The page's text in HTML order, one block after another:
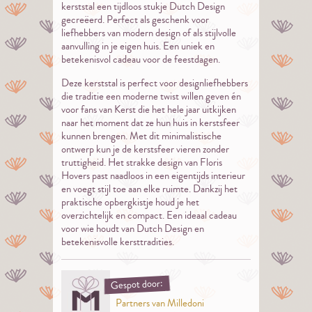
kerststal een tijdloos stukje Dutch Design
gecreëerd. Perfect als geschenk voor
liefhebbers van modern design of als stijlvolle
aanvulling in je eigen huis. Een uniek en
betekenisvol cadeau voor de feestdagen.
Deze kerststal is perfect voor designliefhebbers
die traditie een moderne twist willen geven én
voor fans van Kerst die het hele jaar uitkijken
naar het moment dat ze hun huis in kerstsfeer
kunnen brengen. Met dit minimalistische
ontwerp kun je de kerstsfeer vieren zonder
truttigheid. Het strakke design van Floris
Hovers past naadloos in een eigentijds interieur
en voegt stijl toe aan elke ruimte. Dankzij het
praktische opbergkistje houd je het
overzichtelijk en compact. Een ideaal cadeau
voor wie houdt van Dutch Design en
betekenisvolle kersttradities.
Gespot door:
Partners van Milledoni